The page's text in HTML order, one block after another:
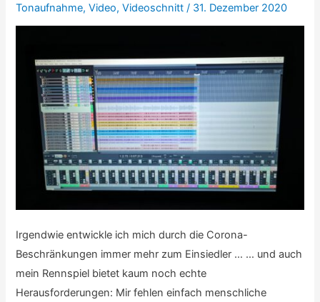
Tonaufnahme,Video,Videoschnitt / 31. Dezember 2020
Irgendwie entwickle ich mich durch die Corona-
Beschränkungen immer mehr zum Einsiedler … … und auch
mein Rennspiel bietet kaum noch echte
Herausforderungen: Mir fehlen einfach menschliche